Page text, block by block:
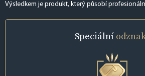
Výsledkem je produkt, který působí
Speciální